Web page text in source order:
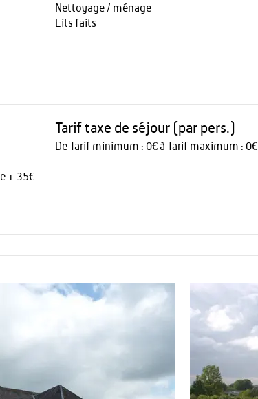
Nettoyage / ménage
Lits faits
+ 35€
Tarif taxe de séjour (par pers.)
De Tarif minimum : 0€ à Tarif maximum : 0€